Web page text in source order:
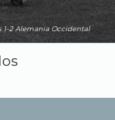
1-2 Alemania Occidental